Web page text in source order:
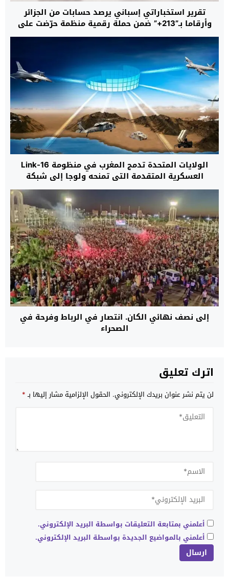
تقرير استخباراتي إسباني يرصد حسابات من الجزائر
وأرقاما بـ”213+” ضمن حملة رقمية منظمة حرّضت على
اقتحام سبتة
الولايات المتحدة تدمج المغرب في منظومة Link-16
العسكرية المتقدمة التي تمنحه ولوجا إلى شبكة
تكتيكية خاصة بحلفاء “الناتو”
إلى نصف نهائي الكان. انتصار في الرباط وفرحة في
الصحراء
اترك تعليق
لن يتم نشر عنوان بريدك الإلكتروني. الحقول الإلزامية مشار إليها بـ*
أعلمني بمتابعة التعليقات بواسطة البريد الإلكتروني.
أعلمني بالمواضيع الجديدة بواسطة البريد الإلكتروني.